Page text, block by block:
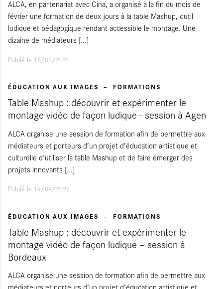
ALCA, en partenariat avec Cina, a organisé à la fin du mois de
février une formation de deux jours à la table Mashup, outil
ludique et pédagogique rendant accessible le montage. Une
dizaine de médiateurs [...]
Publié le 16/03/2021
ÉDUCATION AUX IMAGES FORMATIONS
Table Mashup : découvrir et expérimenter le
montage vidéo de façon ludique - session à Agen
ALCA organise une session de formation afin de permettre aux
médiateurs et porteurs d’un projet d’éducation artistique et
culturelle d'utiliser la table Mashup et de faire émerger des
projets innovants [...]
Publié le 19/09/2022
ÉDUCATION AUX IMAGES FORMATIONS
Table Mashup : découvrir et expérimenter le
montage vidéo de façon ludique – session à
Bordeaux
ALCA organise une session de formation afin de permettre aux